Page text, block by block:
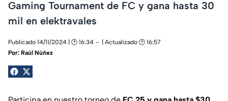
Gaming Tournament de FC y gana hasta 30
mil en elektravales
Publicado 14/11/2024 | 🕑 16:34
| Actualizado 🕑 16:57
Por: Raúl Núñez